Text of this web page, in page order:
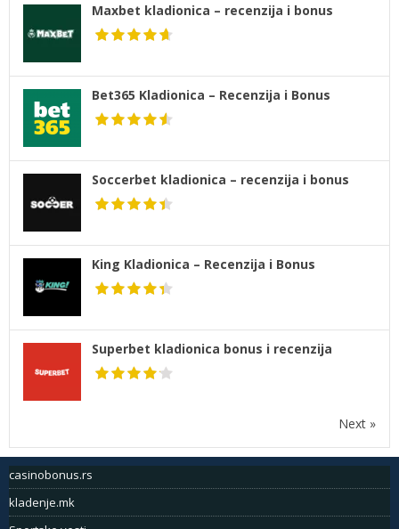
Maxbet kladionica – recenzija i bonus
Bet365 Kladionica – Recenzija i Bonus
Soccerbet kladionica – recenzija i bonus
King Kladionica – Recenzija i Bonus
Superbet kladionica bonus i recenzija
Next »
casinobonus.rs
kladenje.mk